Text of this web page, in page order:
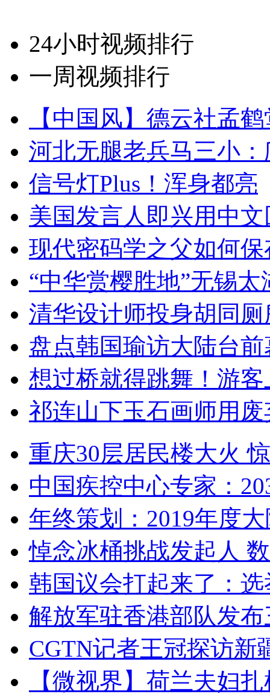
24小时视频排行
一周视频排行
【中国风】德云社孟
河北无腿老兵马三小
信号灯Plus！浑身都亮
美国发言人即兴用中
现代密码学之父如何
“中华赏樱胜地”无锡
清华设计师投身胡同
盘点韩国瑜访大陆台
想过桥就得跳舞！游客
祁连山下玉石画师用
重庆30层居民楼大火
中国疾控中心专家：
年终策划：2019年度
悼念冰桶挑战发起人
韩国议会打起来了：
解放军驻香港部队发
CGTN记者王冠探访新
【微视界】荷兰夫妇